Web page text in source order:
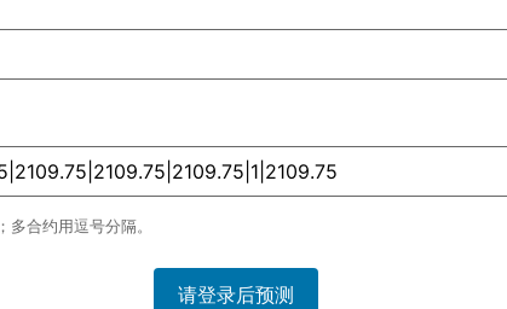
；多合约用逗号分隔。
请登录后预测